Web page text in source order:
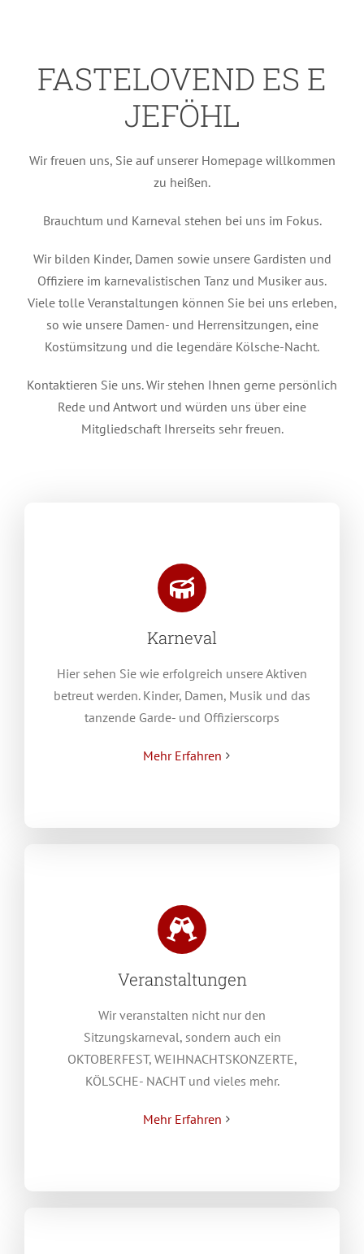
FASTELOVEND ES E
JEFÖHL
Wir freuen uns, Sie auf unserer Homepage willkommen
zu heißen.
Brauchtum und Karneval stehen bei uns im Fokus.
Wir bilden Kinder, Damen sowie unsere Gardisten und
Offiziere im karnevalistischen Tanz und Musiker aus.
Viele tolle Veranstaltungen können Sie bei uns erleben,
so wie unsere Damen- und Herrensitzungen, eine
Kostümsitzung und die legendäre Kölsche-Nacht.
Kontaktieren Sie uns. Wir stehen Ihnen gerne persönlich
Rede und Antwort und würden uns über eine
Mitgliedschaft Ihrerseits sehr freuen.
Karneval
Hier sehen Sie wie erfolgreich unsere Aktiven
betreut werden. Kinder, Damen, Musik und das
tanzende Garde- und Offizierscorps
Mehr Erfahren
Veranstaltungen
Wir veranstalten nicht nur den
Sitzungskarneval, sondern auch ein
OKTOBERFEST, WEIHNACHTSKONZERTE,
KÖLSCHE- NACHT und vieles mehr.
Mehr Erfahren